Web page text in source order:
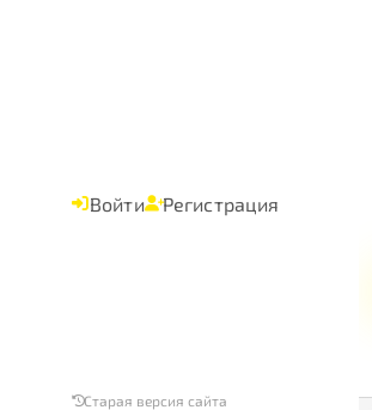
Войти Регистрация
Старая версия сайта